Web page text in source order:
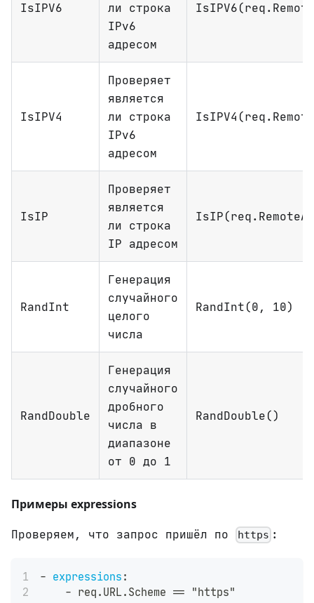
IsIPV6
ли строка
IPv6
адресом
IsIPV4
Проверяет
является
ли строка
IPv6
адресом
IsIP
Проверяет
является
ли строка
IP адресом
RandInt
Генерация
случайного
целого
числа
RandInt(0, 10)
RandDouble
Генерация
случайного
дробного
числа в
диапазоне
от 0 до 1
RandDouble()
Примеры expressions
Проверяем, что запрос пришёл по https :
- expressions :
- req.URL.Scheme == "https"